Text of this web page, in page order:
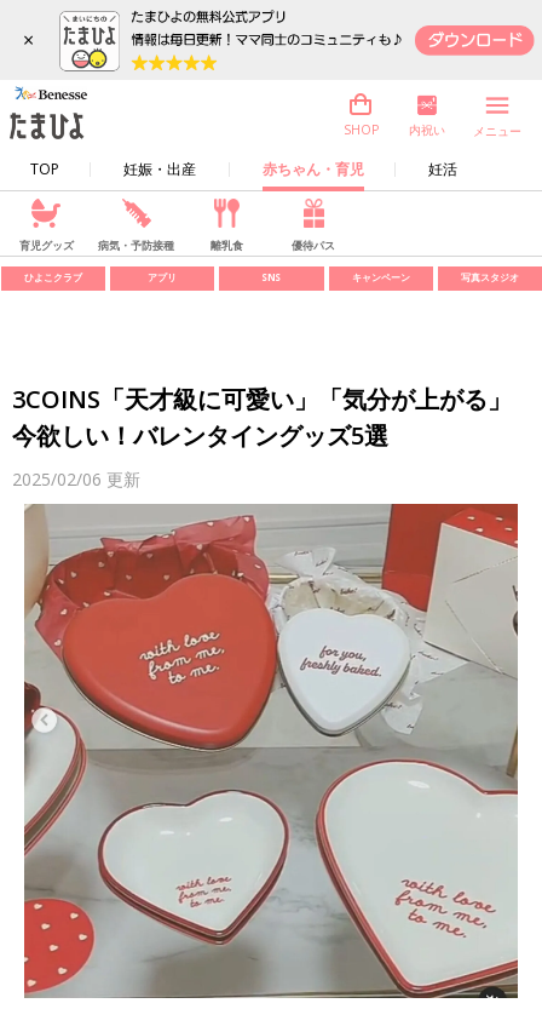
×
TOP 妊娠・出産 赤ちゃん・育児 妊活
SHOP 内祝い メニュー
育児グッズ 病気・予防接種 離乳食 優待パス
ひよこクラブ アプリ SNS キャンペーン 写真スタジオ
3COINS「天才級に可愛い」「気分が上がる」
今欲しい！バレンタイングッズ5選
2025/02/06 更新